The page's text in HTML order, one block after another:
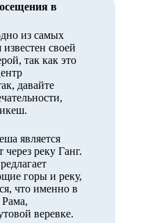
в
из самых
своей
так как это
давайте
является
реку Ганг.
горы и реку,
что именно в
веревке.